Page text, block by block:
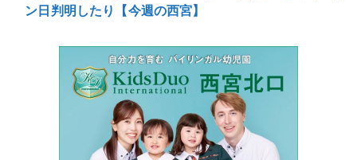
ン日判明したり【今週の西宮】